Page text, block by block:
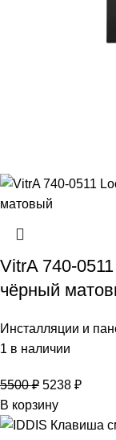
VitrA 740-
чёрный
Инсталляции и
1 в наличии
5500₽ 5238 ₽
В корзину